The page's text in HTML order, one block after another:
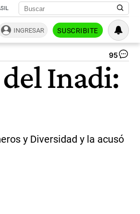
INGRESAR SUSCRIBITE
95
Inadi:
y Diversidad y la acusó